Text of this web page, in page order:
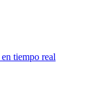
tiempo real